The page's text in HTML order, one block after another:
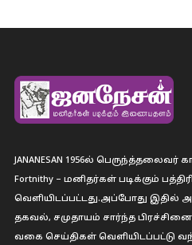
JANANESAN 1956ல் பெருந்த்தலைவர்
Fortnithy – மனிதர்கள் படிக்கும்
வெளியிடப்பட்டது.அப்போது இதில்
தகவல், சமுதாயம் சார்ந்த
வகை செய்திகள் வெளியிடப்பட்டு